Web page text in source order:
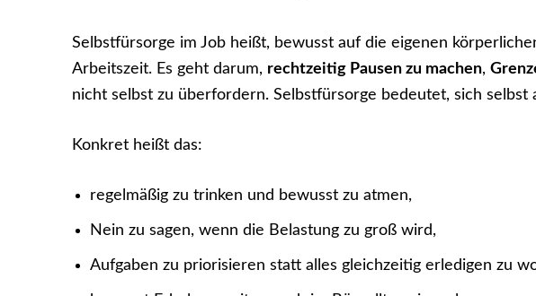
Selbstfürsorge im Job heißt, bewusst auf die eigenen
Arbeitszeit. Es geht darum, rechtzeitig Pausen zu machen,
nicht selbst zu überfordern. Selbstfürsorge bedeutet, sich
Konkret heißt das:
regelmäßig zu trinken und bewusst zu atmen,
Nein zu sagen, wenn die Belastung zu groß wird,
Aufgaben zu priorisieren statt alles gleichzeitig erledigen zu